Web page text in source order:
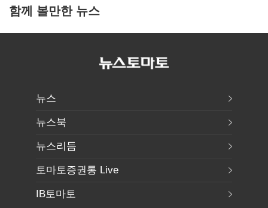
함께 볼만한 뉴스
뉴스
뉴스북
뉴스리듬
토마토증권통 Live
IB토마토